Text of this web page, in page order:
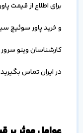
کارشناسان وینو
در ایران تماس